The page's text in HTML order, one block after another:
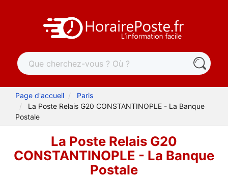
Page d'accueil
Paris
La Poste Relais G20 CONSTANTINOPLE - La Banque
Postale
La Poste Relais G20
CONSTANTINOPLE - La Banque
Postale